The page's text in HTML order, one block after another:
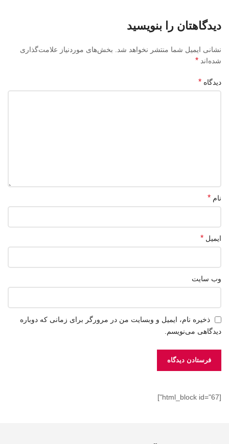
دیدگاهتان را بنویسید
نشانی ایمیل شما منتشر نخواهد شد.
بخش‌های موردنیاز علامت‌گذاری
شده‌اند *
دیدگاه *
نام *
ایمیل *
وب‌ سایت
ذخیره نام، ایمیل و وبسایت من در مرورگر برای زمانی که دوباره
دیدگاهی می‌نویسم.
[html_block id="67"]